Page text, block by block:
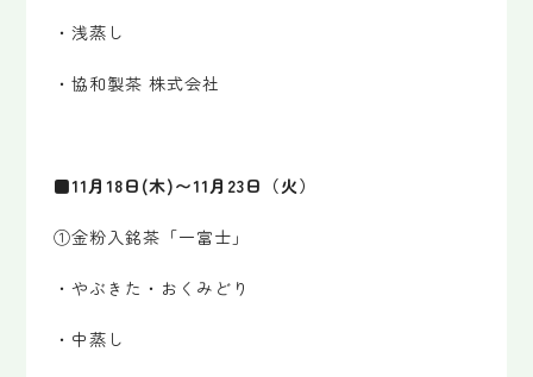
・浅蒸し
・協和製茶 株式会社
■11月18日(木)〜11月23日（火）
①金粉入銘茶「一富士」
・やぶきた・おくみどり
・中蒸し